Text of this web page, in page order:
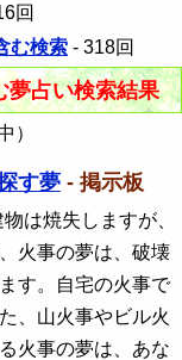
回
む検索 - 318回
夢占い検索結果
）
す夢- 掲示板
は焼失しますが、
火事の夢は、破壊
す。自宅の火事で
、山火事やビル火
火事の夢は、あな